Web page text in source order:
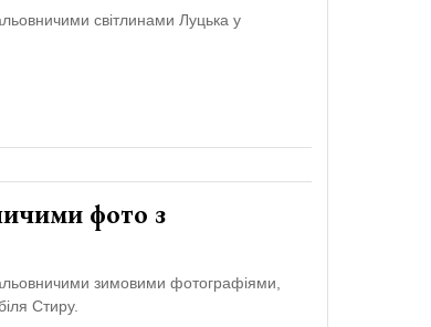
світлинами Луцька у
фото з
зимовими фотографіями,
Стиру.